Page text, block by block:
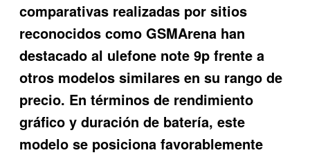
comparativas realizadas por sitios
reconocidos como GSMArena han
destacado al ulefone note 9p frente a
otros modelos similares en su rango de
precio. En términos de rendimiento
gráfico y duración de batería, este
modelo se posiciona favorablemente